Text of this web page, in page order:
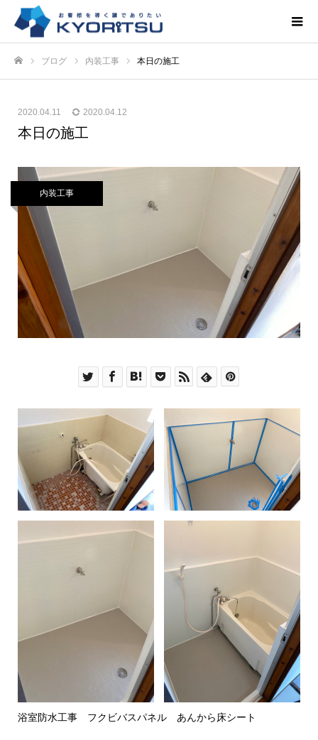
ブログ 内装工事 本日の施工
2020.04.11 2020.04.12
本日の施工
内装工事
浴室防水工事 フクビバスパネル あんから床シート